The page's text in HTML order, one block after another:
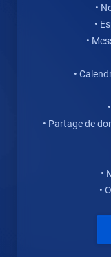
•
•
•
•
• Partage de
•
•